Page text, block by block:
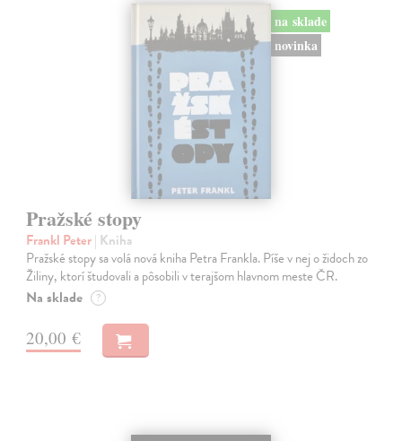
na sklade
novinka
Pražské stopy
Frankl Peter| Kniha
Pražské stopy sa volá nová kniha Petra Frankla. Píše v nej o židoch zo
Žiliny, ktorí študovali a pôsobili v terajšom hlavnom meste ČR.
Na sklade ?
20,00 €